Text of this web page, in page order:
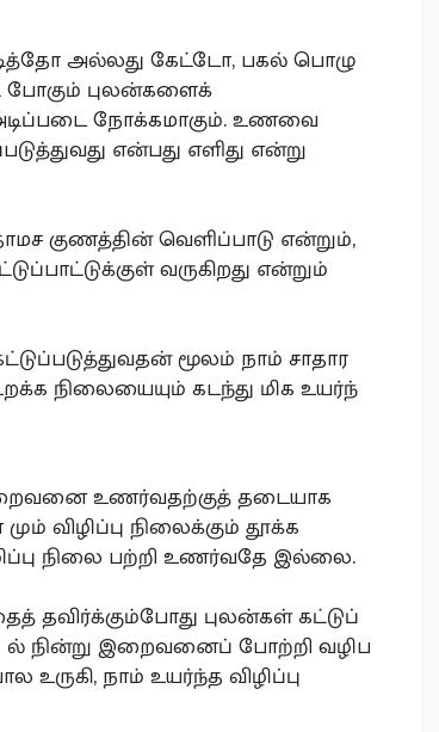
படித்தோ அல்லது கேட்டோ, பகல் பொழு
புலன்களைக்
அடிப்படை நோக்கமாகும். உணவை
என்பது எளிது என்று
குணத்தின் வெளிப்பாடு என்றும்,
வருகிறது என்றும்
மூலம் நாம் சாதார
நிலையையும் கடந்து மிக உயர்ந்
உணர்வதற்குத் தடையாக
விழிப்பு நிலைக்கும் தூக்க
நிலை பற்றி உணர்வதே இல்லை.
தவிர்க்கும்போது புலன்கள் கட்டுப்
ல் நின்று இறைவனைப் போற்றி வழிப
நாம் உயர்ந்த விழிப்பு